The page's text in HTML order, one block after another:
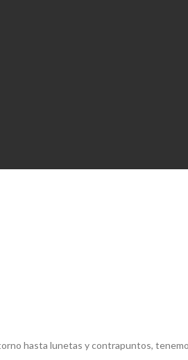
hasta lunetas y contrapuntos,